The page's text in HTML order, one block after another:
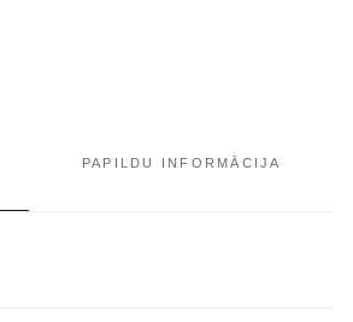
PAPILDU INFORMĀCIJA